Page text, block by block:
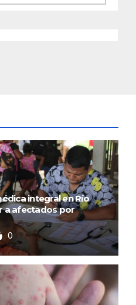
integral en Río
a afectados por
0